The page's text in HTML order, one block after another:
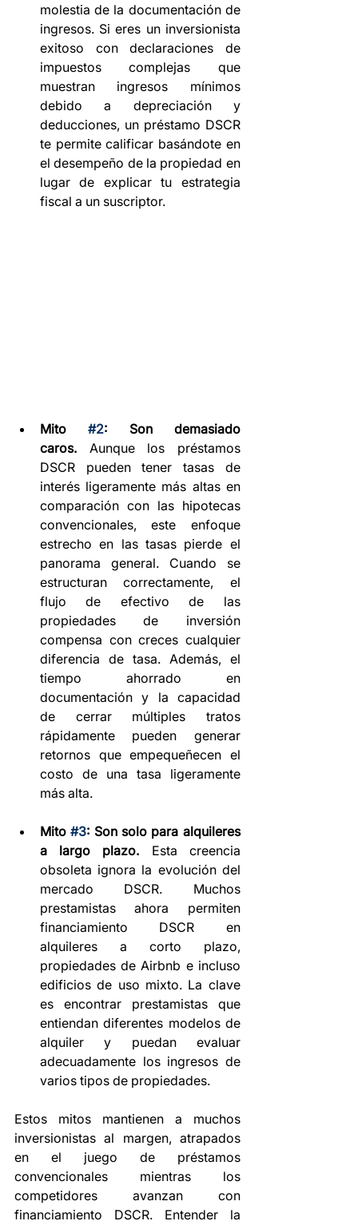
molestia de la documentación de
ingresos. Si eres un inversionista
exitoso con declaraciones de
impuestos complejas que
muestran ingresos mínimos
debido a depreciación y
deducciones, un préstamo DSCR
te permite calificar basándote en
el desempeño de la propiedad en
lugar de explicar tu estrategia
fiscal a un suscriptor.
Mito #2: Son demasiado
caros. Aunque los préstamos
DSCR pueden tener tasas de
interés ligeramente más altas en
comparación con las hipotecas
convencionales, este enfoque
estrecho en las tasas pierde el
panorama general. Cuando se
estructuran correctamente, el
flujo de efectivo de las
propiedades de inversión
compensa con creces cualquier
diferencia de tasa. Además, el
tiempo ahorrado en
documentación y la capacidad
de cerrar múltiples tratos
rápidamente pueden generar
retornos que empequeñecen el
costo de una tasa ligeramente
más alta.
Mito #3: Son solo para alquileres
a largo plazo. Esta creencia
obsoleta ignora la evolución del
mercado DSCR. Muchos
prestamistas ahora permiten
financiamiento DSCR en
alquileres a corto plazo,
propiedades de Airbnb e incluso
edificios de uso mixto. La clave
es encontrar prestamistas que
entiendan diferentes modelos de
alquiler y puedan evaluar
adecuadamente los ingresos de
varios tipos de propiedades.
Estos mitos mantienen a muchos
inversionistas al margen, atrapados
en el juego de préstamos
convencionales mientras los
competidores avanzan con
financiamiento DSCR. Entender la